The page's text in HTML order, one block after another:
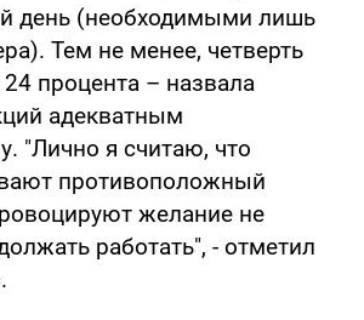
день (необходимыми лишь
Тем не менее, четверть
процента – назвала
адекватным
"Лично я считаю, что
противоположный
желание не
работать", - отметил